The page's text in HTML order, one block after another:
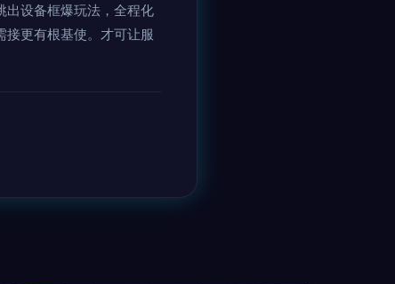
出设备框爆玩法，全程化
接更有根基使。才可让服